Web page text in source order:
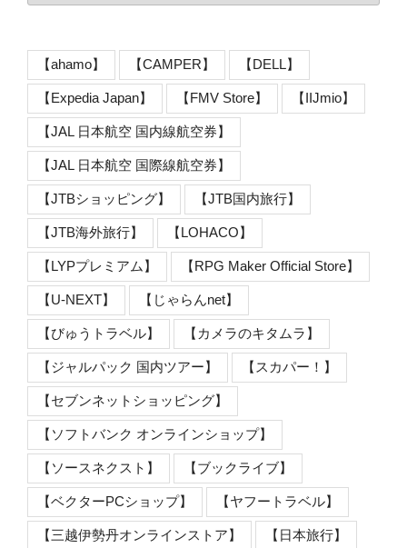
【ahamo】 【CAMPER】 【DELL】
【Expedia Japan】 【FMV Store】 【IIJmio】
【JAL 日本航空 国内線航空券】
【JAL 日本航空 国際線航空券】
【JTBショッピング】 【JTB国内旅行】
【JTB海外旅行】 【LOHACO】
【LYPプレミアム】 【RPG Maker Official Store】
【U-NEXT】 【じゃらんnet】
【びゅうトラベル】 【カメラのキタムラ】
【ジャルパック 国内ツアー】 【スカパー！】
【セブンネットショッピング】
【ソフトバンク オンラインショップ】
【ソースネクスト】 【ブックライブ】
【ベクターPCショップ】 【ヤフートラベル】
【三越伊勢丹オンラインストア】 【日本旅行】